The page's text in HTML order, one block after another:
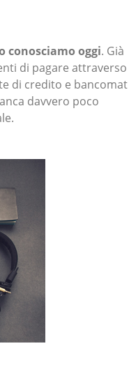
conosciamo oggi. Già
di pagare attraverso
di credito e bancomat
davvero poco